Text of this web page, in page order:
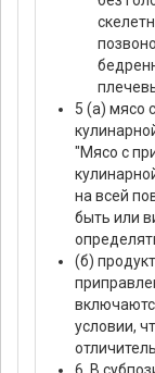
5 (а) мясо
"Мясо с
на всей
быть или
(б)
условии,